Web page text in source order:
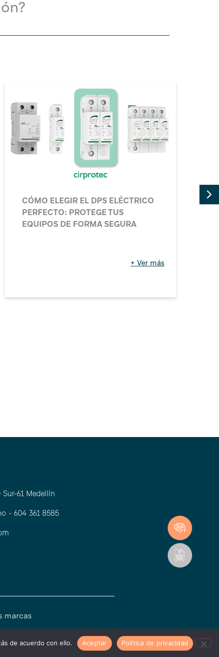
LA IMPORTANCIA DE LOS
DISPOSITIVOS DE PROTECCIÓN
CONTRA SOBRETENSIONES (DPS)
+ Ver más
Sur-61 Medellín
- 604 361 8585
marcas
de acuerdo con ello. Aceptar Política de privacidad